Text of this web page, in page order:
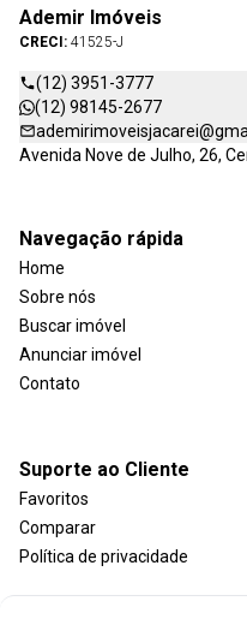
Ademir Imóveis
CRECI: 41525-J
(12) 3951-3777
(12) 98145-2677
Avenida Nove de Julho, 26,
Navegação rápida
Home
Sobre nós
Buscar imóvel
Anunciar imóvel
Contato
Suporte ao Cliente
Favoritos
Comparar
Política de privacidade